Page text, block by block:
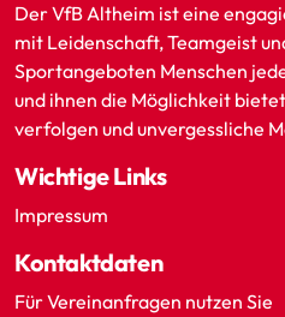
Der VfB Altheim ist eine
mit Leidenschaft, Teamgeist
Sportangeboten Menschen
und ihnen die Möglichkeit
verfolgen und unvergessliche
Wichtige Links
Impressum
Kontaktdaten
Für Vereinanfragen nutzen Sie